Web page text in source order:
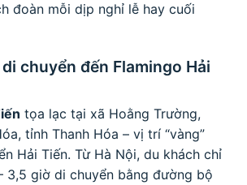
đoàn mỗi dịp nghỉ lễ hay cuối
chuyển đến Flamingo Hải
tọa lạc tại xã Hoằng Trường,
tỉnh Thanh Hóa – vị trí “vàng”
Hải Tiến. Từ Hà Nội, du khách chỉ
3,5 giờ di chuyển bằng đường bộ